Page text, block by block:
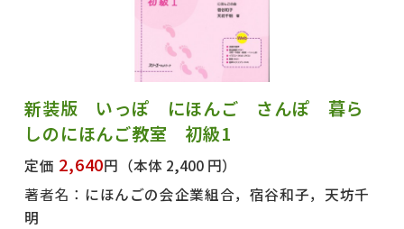
新装版 いっぽ にほんご さんぽ 暮ら
しのにほんご教室 初級1
定価 2,640円 （本体 2,400 円）
著者名： にほんごの会企業組合，宿谷和子，天坊千
明